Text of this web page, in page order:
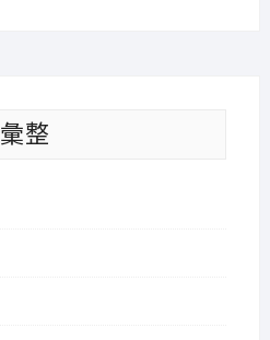
彙整